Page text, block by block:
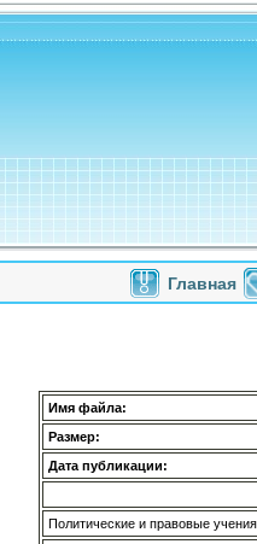
Главная
Имя файла:
Размер:
Дата публикации:
Политические и правовые